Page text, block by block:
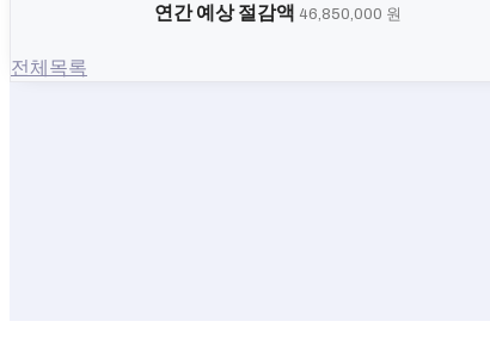
연간 예상 절감액 46,850,000 원
전체목록